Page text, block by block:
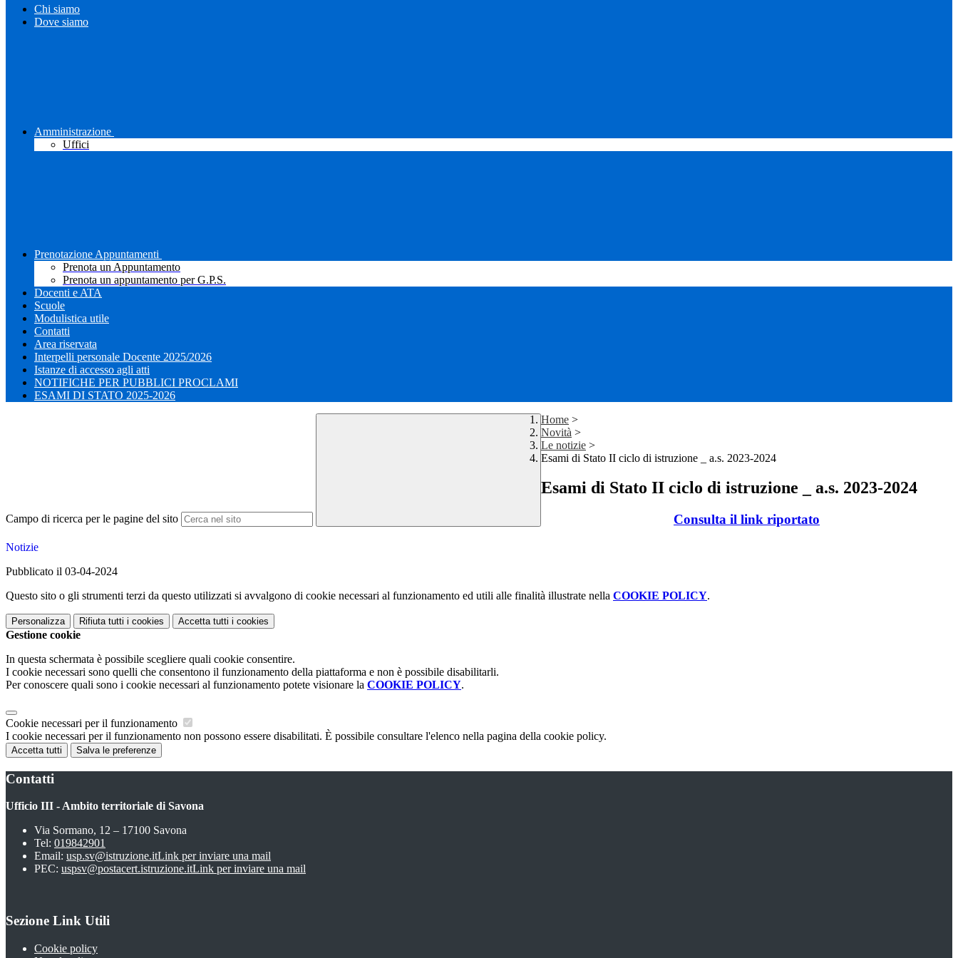
Chi siamo
Dove siamo
Amministrazione
Uffici
Prenotazione Appuntamenti
Prenota un Appuntamento
Prenota un appuntamento per G.P.S.
Docenti e ATA
Scuole
Modulistica utile
Contatti
Area riservata
Interpelli personale Docente 2025/2026
Istanze di accesso agli atti
NOTIFICHE PER PUBBLICI PROCLAMI
ESAMI DI STATO 2025-2026
Campo di ricerca per le pagine del sito
Home >
Novità >
Le notizie >
Esami di Stato II ciclo di istruzione _ a.s. 2023-2024
Esami di Stato II ciclo di istruzione _ a.s. 2023-2024
Consulta il link riportato
Notizie
Pubblicato il 03-04-2024
Questo sito o gli strumenti terzi da questo utilizzati si avvalgono di cookie necessari al funzionamento ed utili alle finalità illustrate nella COOKIE POLICY.
Personalizza Rifiuta tutti i cookies Accetta tutti i cookies
Gestione cookie
In questa schermata è possibile scegliere quali cookie consentire.
I cookie necessari sono quelli che consentono il funzionamento della piattaforma e non è possibile disabilitarli.
Per conoscere quali sono i cookie necessari al funzionamento potete visionare la COOKIE POLICY.
Cookie necessari per il funzionamento
I cookie necessari per il funzionamento non possono essere disabilitati. È possibile consultare l'elenco nella pagina della cookie policy.
Accetta tutti Salva le preferenze
Contatti
Ufficio III - Ambito territoriale di Savona
Via Sormano, 12 – 17100 Savona
Tel: 019842901
Email: usp.sv@istruzione.itLink per inviare una mail
PEC: uspsv@postacert.istruzione.itLink per inviare una mail
Sezione Link Utili
Cookie policy